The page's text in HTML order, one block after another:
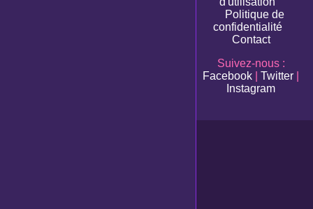
Politique de
confidentialité
Contact
Suivez-nous :
Facebook
Twitter
Instagram